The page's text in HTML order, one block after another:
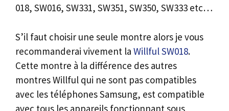
018, SW016, SW331, SW351, SW350, SW333 etc…
S’il faut choisir une seule montre alors je vous
recommanderai vivement la Willful SW018.
Cette montre à la différence des autres
montres Willful qui ne sont pas compatibles
avec les téléphones Samsung, est compatible
avec tous les appareils fonctionnant sous